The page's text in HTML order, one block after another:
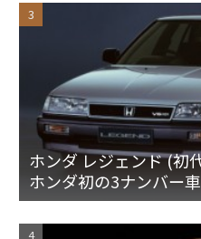
ホンダ レジェンド (初
ホンダ初の3ナンバー
ンとハードトップ